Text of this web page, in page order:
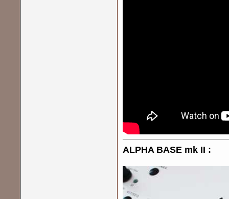
ALPHA BASE mk II :